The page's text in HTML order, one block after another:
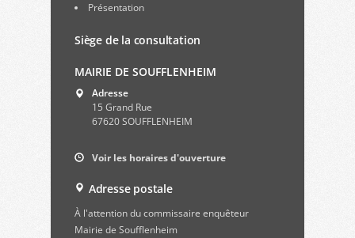
Présentation
Siège de la consultation
MAIRIE DE SOUFFLENHEIM
Adresse
15 Grand Rue
67620 SOUFFLENHEIM
Voir les horaires d'ouverture
Adresse postale
À l'attention du commissaire enquêteur
Mairie de Soufflenheim